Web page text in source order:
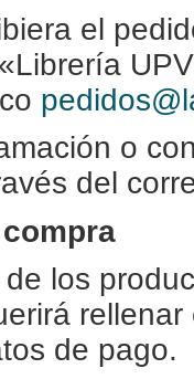
el
o
del
los
de pago.